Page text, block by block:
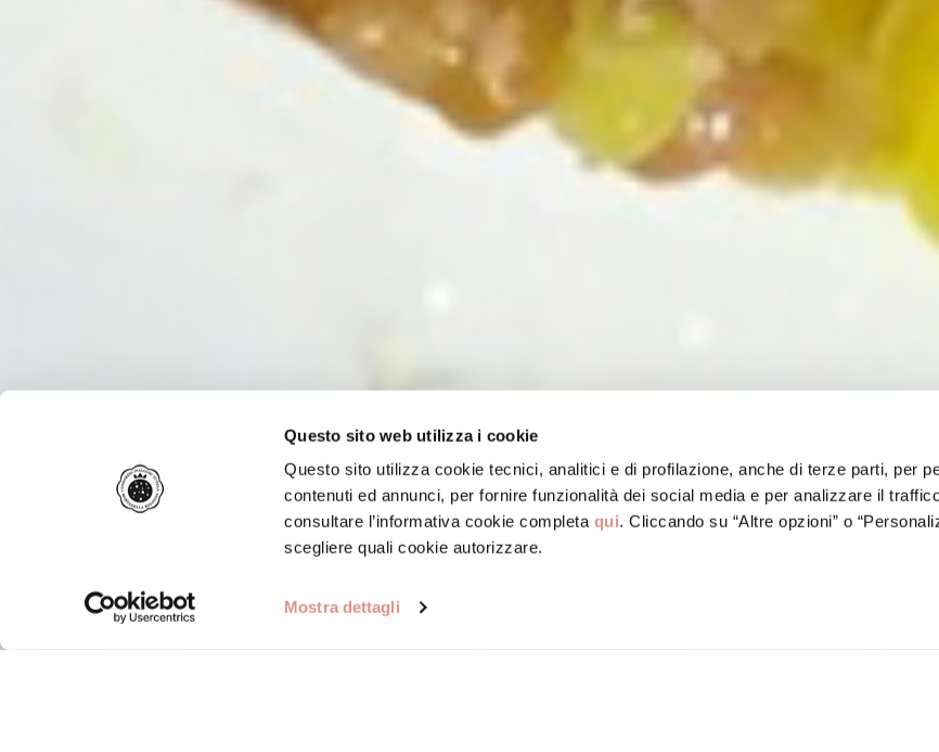
Questo sito web utilizza i cookie
Questo sito utilizza cookie tecnici, analitici e di profilazione, anche di terze parti, per
contenuti ed annunci, per fornire funzionalità dei social media e per analizzare il
consultare l’informativa cookie completa qui. Cliccando su “Altre opzioni” o
scegliere quali cookie autorizzare.
Mostra dettagli